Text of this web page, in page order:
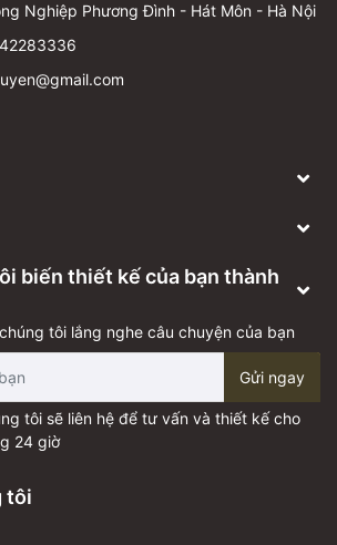
Nghiệp Phương Đình - Hát Môn - Hà Nội
biến thiết kế của bạn thành
tôi lắng nghe câu chuyện của bạn
Gửi ngay
tôi sẽ liên hệ để tư vấn và thiết kế cho
24 giờ
tôi